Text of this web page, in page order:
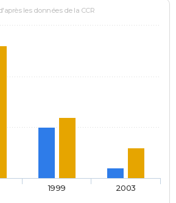
les données de la CCR
1999 2003